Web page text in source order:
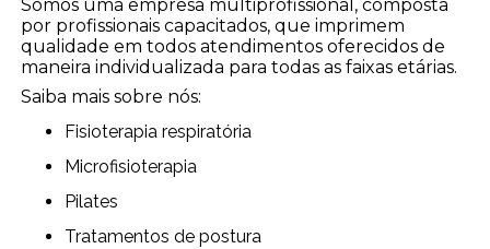
Somos uma empresa multiprofissional, composta
por profissionais capacitados, que imprimem
qualidade em todos atendimentos oferecidos de
maneira individualizada para todas as faixas etárias.
Saiba mais sobre nós:
Fisioterapia respiratória
Microfisioterapia
Pilates
Tratamentos de postura